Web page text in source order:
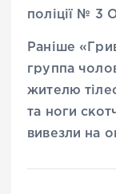
поліції № 3
Раніше
группа
жителю
та ноги
вивезли на